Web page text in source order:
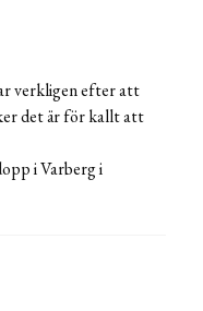
verkligen efter att
det är för kallt att
i Varberg i